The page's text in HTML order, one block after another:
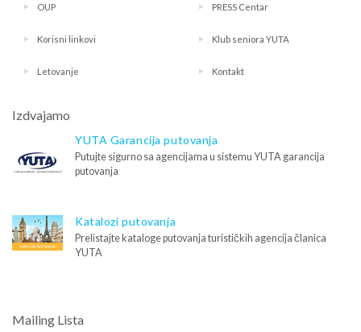
OUP PRESS Centar
Korisni linkovi Klub seniora YUTA
Letovanje Kontakt
Izdvajamo
YUTA Garancija putovanja
Putujte sigurno sa agencijama u sistemu YUTA garancija
putovanja
Katalozi putovanja
Prelistajte kataloge putovanja turističkih agencija članica
YUTA
Mailing Lista